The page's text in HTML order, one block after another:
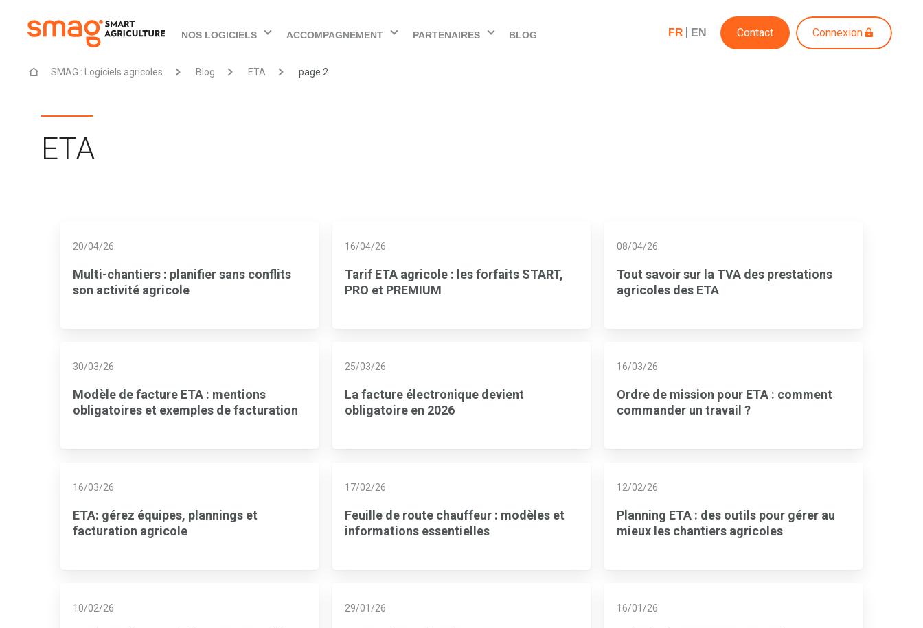
NOS LOGICIELS ACCOMPAGNEMENT PARTENAIRES BLOG FR EN Contact Connexion
SMAG : Logiciels agricoles Blog ETA page 2
ETA
20/04/26
Multi-chantiers : planifier sans conflits
son activité agricole
16/04/26
Tarif ETA agricole : les forfaits START,
PRO et PREMIUM
08/04/26
Tout savoir sur la TVA des prestations
agricoles des ETA
30/03/26
Modèle de facture ETA : mentions
obligatoires et exemples de facturation
25/03/26
La facture électronique devient
obligatoire en 2026
16/03/26
Ordre de mission pour ETA : comment
commander un travail ?
16/03/26
ETA: gérez équipes, plannings et
facturation agricole
17/02/26
Feuille de route chauffeur : modèles et
informations essentielles
12/02/26
Planning ETA : des outils pour gérer au
mieux les chantiers agricoles
10/02/26 29/01/26 16/01/26